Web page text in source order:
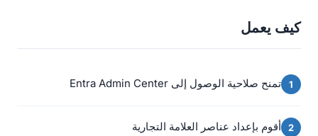
كيف يعمل
تمنح صلاحية الوصول إلى Entra Admin Center
أقوم بإعداد عناصر العلامة التجارية